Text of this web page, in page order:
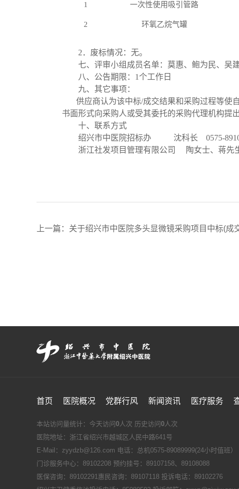
1 一次性使用吸引管路
2 环氧乙烷气罐
2 ．废标情况：无。
七、评审小组成员名单：莫惠、鲍为民、吴
八、公告期限： 1个工作日
九、其它事项：
供应商认为该中标/成交结果和采购过程等使
书面形式向采购人或受其委托的采购代理机构提出
十、联系方式
绍兴市中医院招标办
沈科长 0575-
浙江社发项目管理有限公司
陶女士、蒋先
上一篇： 关于绍兴市中医院多头显微镜采购项目中标(成
首页 医院概况 党群行风 新闻资讯 医疗服务
本站访问量统计：今天访问0人次 历史访问0人次
医院地址：浙江省绍兴市越城区人民中路641号
E-Mail：zyydzb@126.com 电话：总机0575-89089999(24小时值班）
门诊服务中心：89102208 预约挂号：89107158、89108088
医保咨询：89102291惠民咨询：89107118 投诉电话：89102276